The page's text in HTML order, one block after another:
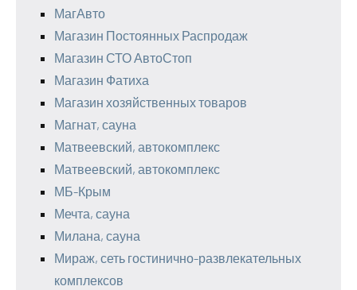
МагАвто
Магазин Постоянных Распродаж
Магазин СТО АвтоСтоп
Магазин Фатиха
Магазин хозяйственных товаров
Магнат, сауна
Матвеевский, автокомплекс
Матвеевский, автокомплекс
МБ-Крым
Мечта, сауна
Милана, сауна
Мираж, сеть гостинично-развлекательных
комплексов